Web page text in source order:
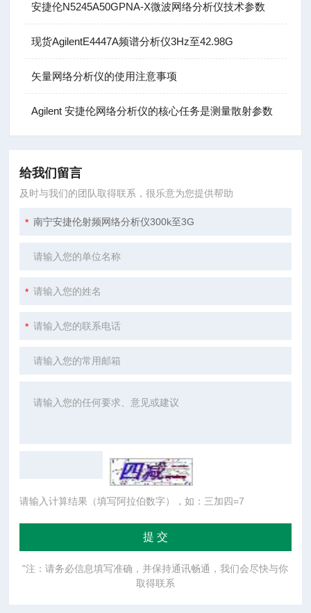
安捷伦N5245A50GPNA-X微波网络分析仪技术参数
现货AgilentE4447A频谱分析仪3Hz至42.98G
矢量网络分析仪的使用注意事项
Agilent 安捷伦网络分析仪的核心任务是测量散射参数
给我们留言
及时与我们的团队取得联系，很乐意为您提供帮助
请输入计算结果（填写阿拉伯数字），如：三加四=7
"注：请务必信息填写准确，并保持通讯畅通，我们会尽快与你
取得联系